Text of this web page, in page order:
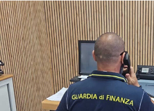
I Patti Sicurezza promuoveranno una
sinergica tra Prefettura, Regione e
garantire elevati standard di sicurezza
nelle aree maggiormente esposte a
l’installazione di impianti di
l’istituzione presso la Prefettura di
di regia integrata dalle Forze di
verifica semestrale sull’attuazione
apposita relazione inoltrata dal